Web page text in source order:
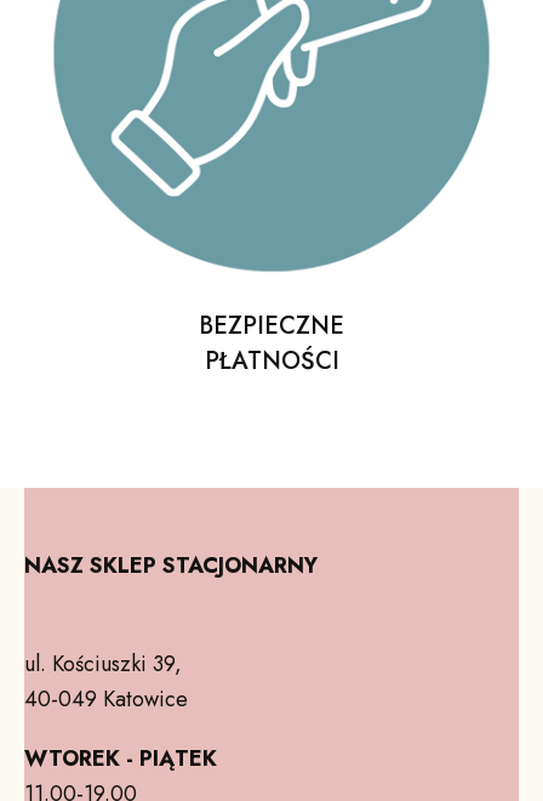
BEZPIECZNE
PŁATNOŚCI
NASZ SKLEP STACJONARNY
ul. Kościuszki 39,
40-049 Katowice
WTOREK - PIĄTEK
11.00-19.00